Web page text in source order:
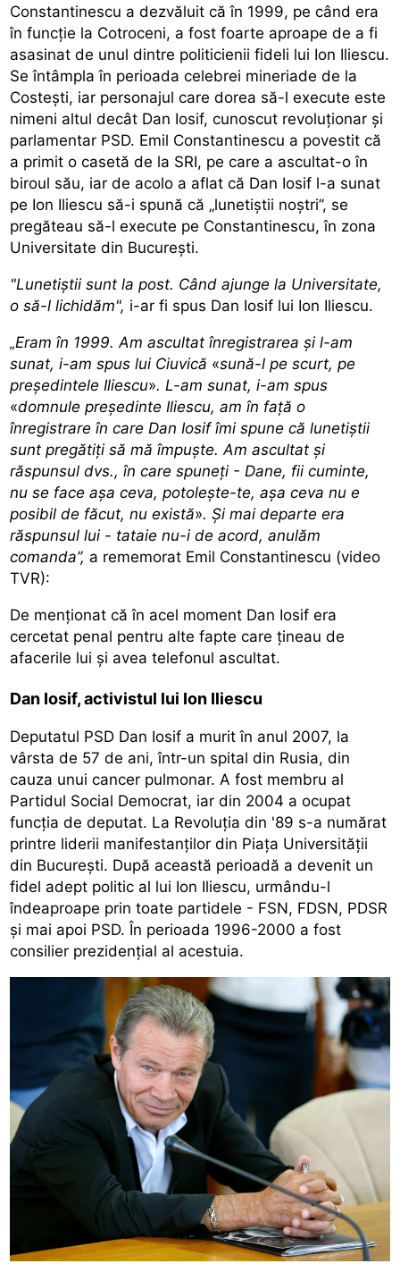
Constantinescu a dezvăluit că în 1999, pe când era
în funcție la Cotroceni, a fost foarte aproape de a fi
asasinat de unul dintre politicienii fideli lui Ion Iliescu.
Se întâmpla în perioada celebrei mineriade de la
Costești, iar personajul care dorea să-l execute este
nimeni altul decât Dan Iosif, cunoscut revoluționar și
parlamentar PSD. Emil Constantinescu a povestit că
a primit o casetă de la SRI, pe care a ascultat-o în
biroul său, iar de acolo a aflat că Dan Iosif l-a sunat
pe Ion Iliescu să-i spună că „lunetiștii noștri”, se
pregăteau să-l execute pe Constantinescu, în zona
Universitate din București.
"Lunetiștii sunt la post. Când ajunge la Universitate,
o să-l lichidăm", i-ar fi spus Dan Iosif lui Ion Iliescu.
„Eram în 1999. Am ascultat înregistrarea și l-am
sunat, i-am spus lui Ciuvică «sună-l pe scurt, pe
președintele Iliescu». L-am sunat, i-am spus
«domnule președinte Iliescu, am în față o
înregistrare în care Dan Iosif îmi spune că lunetiștii
sunt pregătiți să mă împuște. Am ascultat și
răspunsul dvs., în care spuneți - Dane, fii cuminte,
nu se face așa ceva, potolește-te, așa ceva nu e
posibil de făcut, nu există». Și mai departe era
răspunsul lui - tataie nu-i de acord, anulăm
comanda”, a rememorat Emil Constantinescu (video
TVR):
De menționat că în acel moment Dan Iosifera
cercetat penal pentru alte faptecare țineau de
afacerile lui și avea telefonul ascultat.
Dan Iosif, activistul lui Ion Iliescu
Deputatul PSD Dan Iosif a murit în anul 2007, la
vârsta de 57 de ani, într-un spital din Rusia, din
cauza unui cancer pulmonar. A fost membru al
Partidul Social Democrat, iar din 2004 a ocupat
funcţia de deputat. La Revoluţia din '89 s-a numărat
printre liderii manifestanţilor din Piaţa Universităţii
din Bucureşti. După această perioadă a devenit un
fidel adept politic al lui Ion Iliescu, urmându-l
îndeaproape prin toate partidele - FSN, FDSN, PDSR
şi mai apoi PSD. În perioada 1996-2000 a fost
consilier prezidenţial al acestuia.